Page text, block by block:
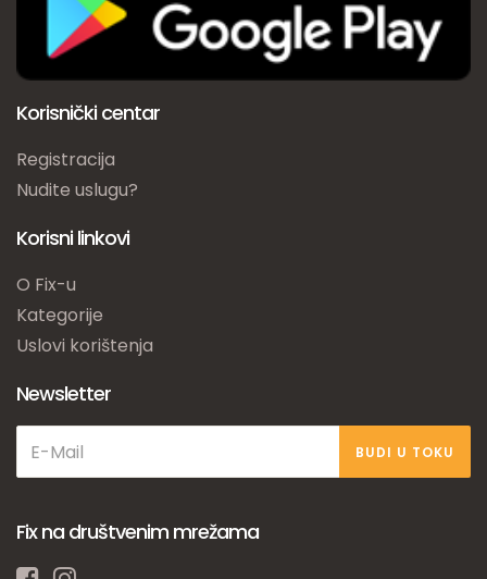
Korisnički centar
Registracija
Nudite uslugu?
Korisni linkovi
O Fix-u
Kategorije
Uslovi korištenja
Newsletter
BUDI U TOKU
Fix na društvenim mrežama